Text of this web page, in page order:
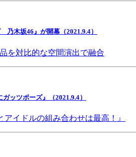
木坂46』が開幕（2021.9.4）
を対比的な空間演出で融合
ッツポーズ』（2021.9.4）
イドルの組み合わせは最高！』